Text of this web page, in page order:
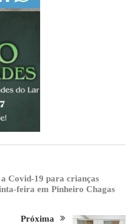
Covid-19 para crianças
feira em Pinheiro Chagas
Próxima